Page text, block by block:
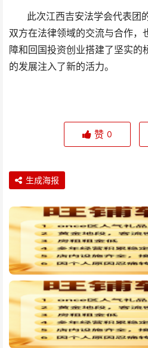
此次江西吉安法学会代表团
双方在法律领域的交流与合作，
障和回国投资创业搭建了坚实的
的发展注入了新的活力。
赞 0
生成海报